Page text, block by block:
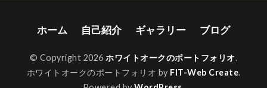
ホーム 自己紹介 ギャラリー ブログ
© Copyright 2026ホワイトオークのポートフォリオ.
ホワイトオークのポートフォリオ by FIT-Web Create.